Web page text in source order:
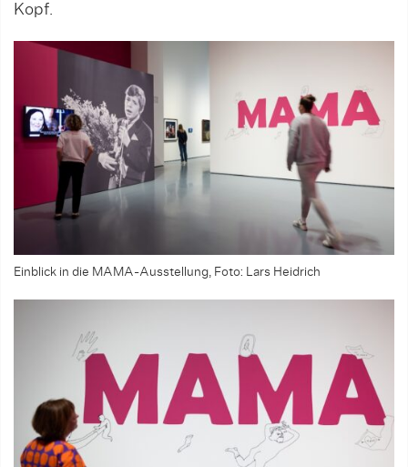
Kopf.
Einblick in die MAMA-Ausstellung, Foto: Lars Heidrich